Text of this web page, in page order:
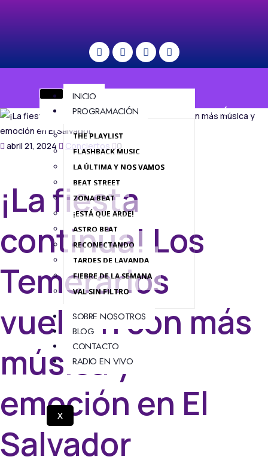
INICIO
PROGRAMACIÓN
THE PLAYLIST
FLASHBACK MUSIC
LA ÚLTIMA Y NOS VAMOS
BEAT STREET
ZONA BEAT
¡ESTÁ QUE ARDE!
ASTRO BEAT
RECONECTANDO
TARDES DE LAVANDA
FIEBRE DE LA SEMANA
VAL SIN FILTRO
SOBRE NOSOTROS
BLOG
CONTACTO
RADIO EN VIVO
X
MENÚ
abril 21, 2024 Conciertos 0
¡La fiesta
continúa! Los
Temerarios
vuelven con más
música y
emoción en El
Salvador